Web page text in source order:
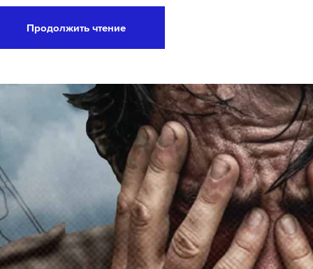
Волонтеры отправили бойцам технику,
средства защиты, а также письма и детские
за шесть месяцев передали в зону СВО почти
сетей и свыше 100 тонн гуманитарного груза.
средства связи, одежду и
Защитников активно поддерживают участники
Продолжить чтение